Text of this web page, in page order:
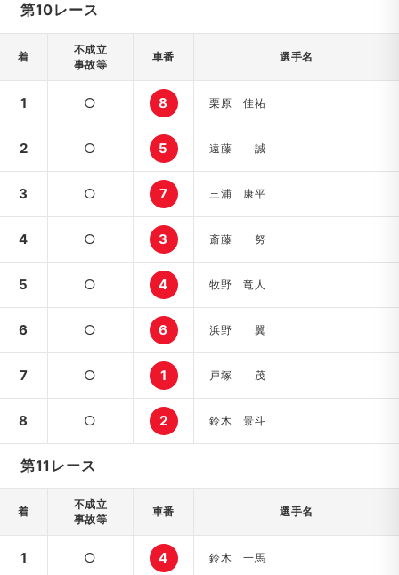
第10レース
着
不成立
事故等
車番 選手名
1 ○ 8 栗原 佳祐
2 ○ 5 遠藤 誠
3 ○ 7 三浦 康平
4 ○ 3 斎藤 努
5 ○ 4 牧野 竜人
6 ○ 6 浜野 翼
7 ○ 1 戸塚 茂
8 ○ 2 鈴木 景斗
第11レース
着
不成立
事故等
車番 選手名
1 ○ 4 鈴木 一馬